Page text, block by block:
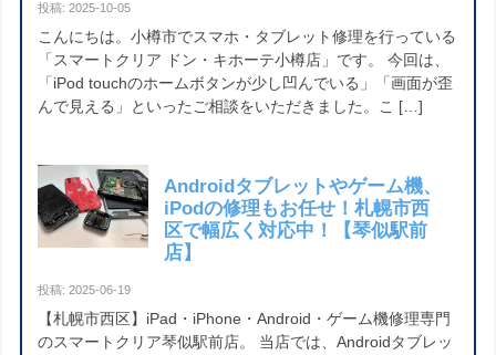
投稿: 2025-10-05
こんにちは。小樽市でスマホ・タブレット修理を行っている
「スマートクリア ドン・キホーテ小樽店」です。 今回は、
「iPod touchのホームボタンが少し凹んでいる」「画面が歪
んで見える」といったご相談をいただきました。こ […]
Androidタブレットやゲーム機、
iPodの修理もお任せ！札幌市西
区で幅広く対応中！【琴似駅前
店】
投稿: 2025-06-19
【札幌市西区】iPad・iPhone・Android・ゲーム機修理専門
のスマートクリア琴似駅前店。 当店では、Androidタブレッ